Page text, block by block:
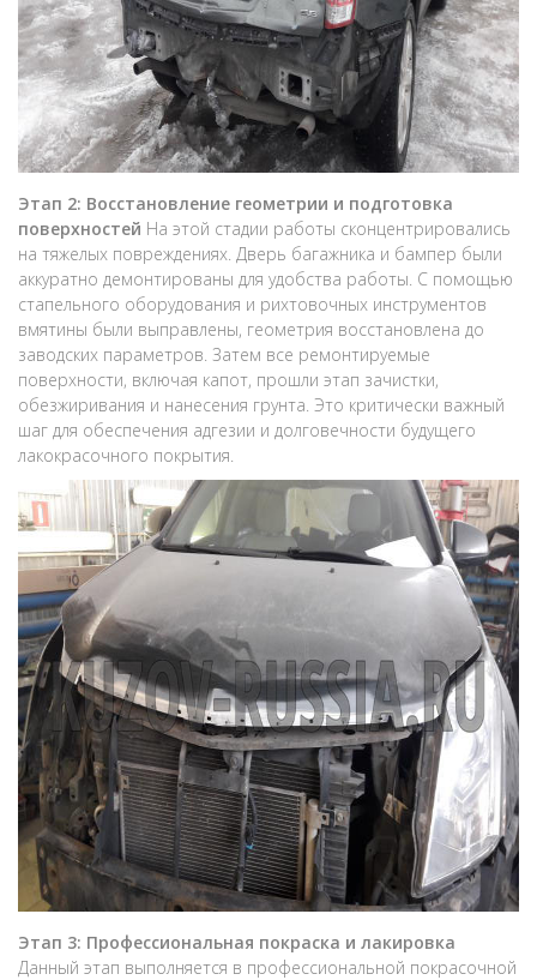
Этап 2: Восстановление геометрии и подготовка
поверхностей На этой стадии работы сконцентрировались
на тяжелых повреждениях. Дверь багажника и бампер были
аккуратно демонтированы для удобства работы. С помощью
стапельного оборудования и рихтовочных инструментов
вмятины были выправлены, геометрия восстановлена до
заводских параметров. Затем все ремонтируемые
поверхности, включая капот, прошли этап зачистки,
обезжиривания и нанесения грунта. Это критически важный
шаг для обеспечения адгезии и долговечности будущего
лакокрасочного покрытия.
Этап 3: Профессиональная покраска и лакировка
Данный этап выполняется в профессиональной покрасочной